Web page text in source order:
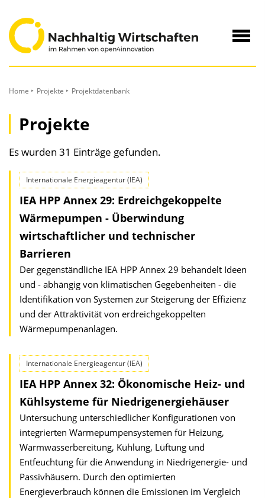
Inhalt
Home Projekte Projektdatenbank
Projekte
Es wurden 31 Einträge gefunden.
Internationale Energieagentur (IEA)
IEA HPP Annex 29: Erdreichgekoppelte
Wärmepumpen - Überwindung
wirtschaftlicher und technischer
Barrieren
Der gegenständliche IEA HPP Annex 29 behandelt Ideen
und - abhängig von klimatischen Gegebenheiten - die
Identifikation von Systemen zur Steigerung der Effizienz
und der Attraktivität von erdreichgekoppelten
Wärmepumpenanlagen.
Internationale Energieagentur (IEA)
IEA HPP Annex 32: Ökonomische Heiz- und
Kühlsysteme für Niedrigenergiehäuser
Untersuchung unterschiedlicher Konfigurationen von
integrierten Wärmepumpensystemen für Heizung,
Warmwasserbereitung, Kühlung, Lüftung und
Entfeuchtung für die Anwendung in Niedrigenergie- und
Passivhäusern. Durch den optimierten
Energieverbrauch können die Emissionen im Vergleich